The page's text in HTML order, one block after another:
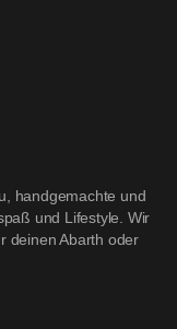
handgemachte und
und Lifestyle. Wir
deinen Abarth oder